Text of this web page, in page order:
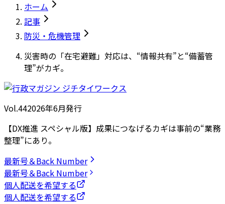
ホーム
記事
防災・危機管理
災害時の「在宅避難」対応は、“情報共有”と“備蓄管
理”がカギ。
Vol.442026年6月発行
【DX推進 スペシャル版】成果につなげるカギは事前の“業務
整理”にあり。
最新号＆Back Number
最新号＆Back Number
個人配送を希望する
個人配送を希望する